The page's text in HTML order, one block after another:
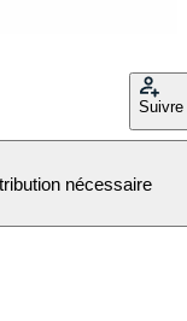
Suivre
nécessaire